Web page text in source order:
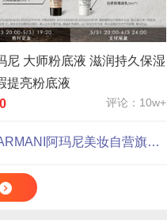
尼 大师粉底液 滋润持久保湿
提亮粉底液
评论：10w+
阿玛尼美妆自营旗舰店